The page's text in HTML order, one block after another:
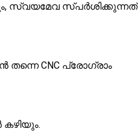
സ്വയമേവ സ്പർശിക്കുന്നത്
തന്നെ CNC പ്രോഗ്രാം